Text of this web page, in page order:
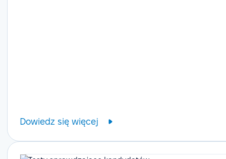
Dowiedz się więcej